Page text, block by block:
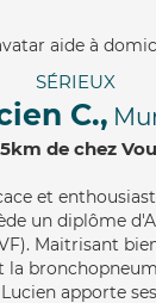
SÉRIEUX
C.,
de chez
et
un diplôme
Maitrisant
la
apporte